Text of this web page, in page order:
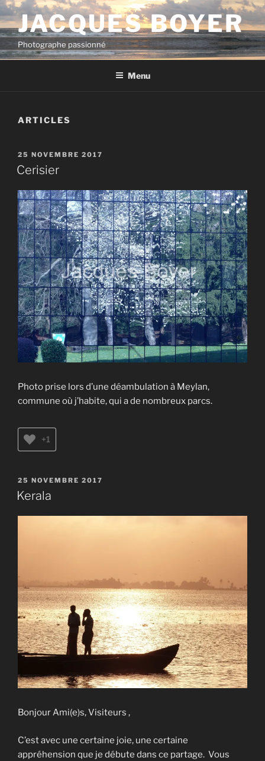
Aller
au
contenu
principal
JACQUES BOYER
Photographe passionné
Menu
ARTICLES
PUBLIÉ
LE
25 NOVEMBRE 2017
Cerisier
Photo prise lors d’une déambulation à Meylan,
commune où j’habite, qui a de nombreux parcs.
+1
PUBLIÉ
LE
25 NOVEMBRE 2017
Kerala
Bonjour Ami(e)s, Visiteurs ,
C’est avec une certaine joie, une certaine
appréhension que je débute dans ce partage. Vous